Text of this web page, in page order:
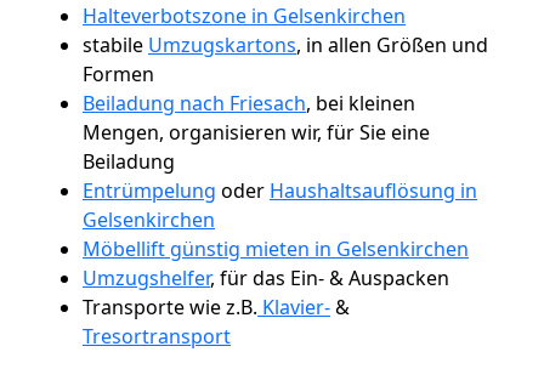
Halteverbotszone in Gelsenkirchen
stabile Umzugskartons, in allen Größen und
Formen
Beiladung nach Friesach, bei kleinen
Mengen, organisieren wir, für Sie eine
Beiladung
Entrümpelung oder Haushaltsauflösung in
Gelsenkirchen
Möbellift günstig mieten in Gelsenkirchen
Umzugshelfer, für das Ein- & Auspacken
Transporte wie z.B. Klavier-&
Tresortransport